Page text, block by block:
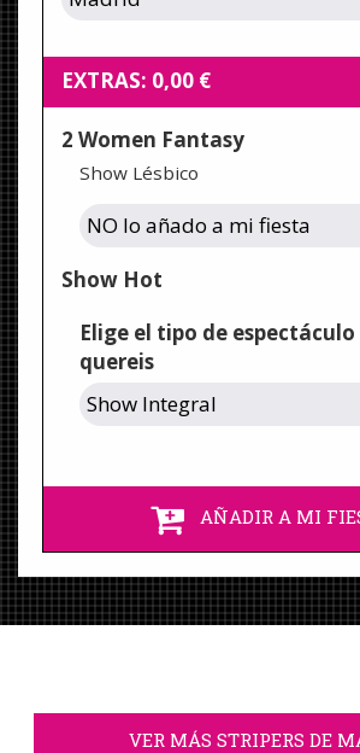
EXTRAS: 0,00 €
2 Women Fantasy
Show Lésbico
Show Hot
Elige el tipo de
quereis
AÑADIR A MI
VER MÁS STRIPERS DE